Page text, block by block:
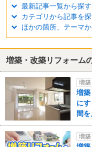
最新記事一覧から探す
カテゴリから記事を
ほかの箇所、テーマ
増築・改築リフォーム
増
増
に
間
増